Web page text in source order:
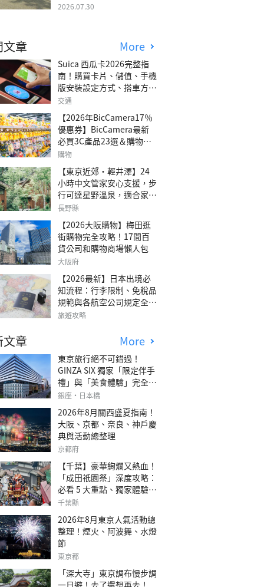
2026.07.30
章 More
Suica 西瓜卡2026完整指
南！購買卡片、儲值、手機
版安裝設定方式、搭車方
法、常見問題解答！
交通
【2026年BicCamera17％
優惠券】BicCamera最新
必買3C產品23選＆購物攻
略
購物
【東京近郊・輕井澤】24
小時中文管家安心支援，步
行可達星野溫泉，適合家庭
旅行、三代同遊與紀念日的
澤森四季VILLA」
長野縣
【2026大阪購物】梅田逛
街購物完全攻略！17間百
貨公司和購物商場懶人包
大阪府
【2026最新】日本出境必
知流程：行李限制、免稅品
規範與各航空公司規定全攻
略
旅遊攻略
章 More
東京旅行絕不可錯過！
GINZA SIX 獨家「限定伴手
禮」與「美食體驗」完全指
南
銀座・日本橋
2026年8月關西盛夏指南！
大阪、京都、奈良、神戶慶
典與活動總整理
京都府
【千葉】豪華絢爛又熱血！
「成田祇園祭」深度攻略：
必看 5 大重點、獨家體驗指
南
千葉縣
2026年8月東京人氣活動總
整理！煙火、阿波舞、水燈
節
東京都
「深大寺」東京調布慢步調
一日遊！去了還想再去！